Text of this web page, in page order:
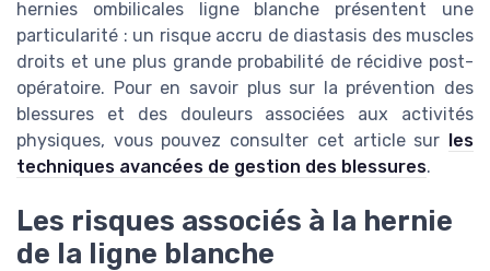
hernies ombilicales ligne blanche présentent une
particularité : un risque accru de diastasis des muscles
droits et une plus grande probabilité de récidive post-
opératoire. Pour en savoir plus sur la prévention des
blessures et des douleurs associées aux activités
physiques, vous pouvez consulter cet article sur les
techniques avancées de gestion des blessures.
Les risques associés à la hernie
de la ligne blanche